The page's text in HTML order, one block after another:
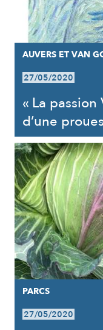
AUVERS ET VAN
27/05/2020
« La
d’une
PARCS
27/05/2020